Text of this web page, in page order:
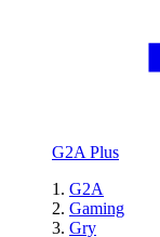
G2A Plus
G2A
Gaming
Gry